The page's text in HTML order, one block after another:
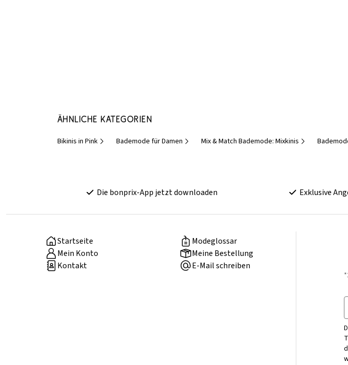
Ähnliche Kategorien
Bikinis in Pink Bademode für Damen Mix & Match Bademode: Mixkinis
Die bonprix-App jetzt downloaden Exklusive
Startseite
Modeglossar
Mein Konto
Meine Bestellung
Kontakt
E-Mail schreiben